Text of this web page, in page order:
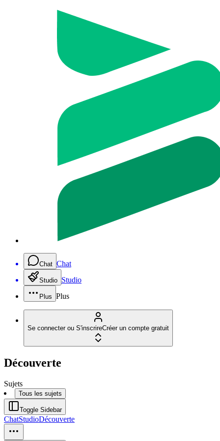
Chat Chat
Studio Studio
Plus Plus
Se connecter ou S'inscrireCréer un compte gratuit
Découverte
Sujets
Tous les sujets
Toggle Sidebar
ChatStudioDécouverte